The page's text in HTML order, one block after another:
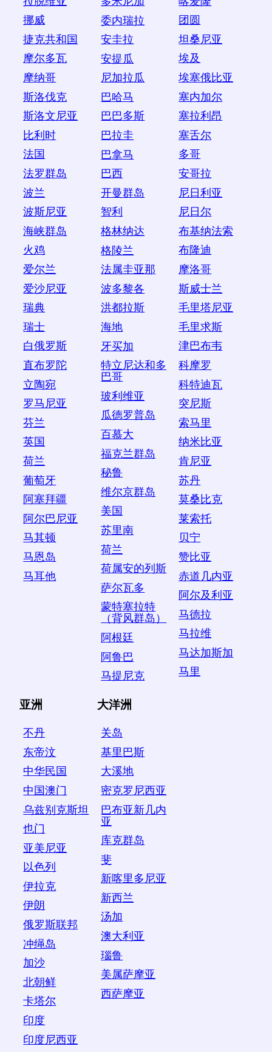
挪威
捷克共和国
摩尔多瓦
摩纳哥
斯洛伐克
斯洛文尼亚
比利时
法国
法罗群岛
波兰
波斯尼亚
海峡群岛
火鸡
爱尔兰
爱沙尼亚
瑞典
瑞士
白俄罗斯
直布罗陀
立陶宛
罗马尼亚
芬兰
英国
荷兰
葡萄牙
阿塞拜疆
阿尔巴尼亚
马其顿
马恩岛
马耳他
委内瑞拉
安圭拉
安提瓜
尼加拉瓜
巴哈马
巴巴多斯
巴拉圭
巴拿马
巴西
开曼群岛
智利
格林纳达
格陵兰
法属圭亚那
波多黎各
洪都拉斯
海地
牙买加
特立尼达和多
巴哥
玻利维亚
瓜德罗普岛
百慕大
福克兰群岛
秘鲁
维尔京群岛
美国
苏里南
荷兰
荷属安的列斯
萨尔瓦多
蒙特塞拉特
（背风群岛）
阿根廷
阿鲁巴
马提尼克
团圆
坦桑尼亚
埃及
埃塞俄比亚
塞内加尔
塞拉利昂
塞舌尔
多哥
安哥拉
尼日利亚
尼日尔
布基纳法索
布隆迪
摩洛哥
斯威士兰
毛里塔尼亚
毛里求斯
津巴布韦
科摩罗
科特迪瓦
突尼斯
索马里
纳米比亚
肯尼亚
苏丹
莫桑比克
莱索托
贝宁
赞比亚
赤道几内亚
阿尔及利亚
马德拉
马拉维
马达加斯加
马里
亚洲
不丹
东帝汶
中华民国
中国澳门
乌兹别克斯坦
也门
亚美尼亚
以色列
伊拉克
伊朗
俄罗斯联邦
冲绳岛
加沙
北朝鲜
卡塔尔
印度
印度尼西亚
大洋洲
关岛
基里巴斯
大溪地
密克罗尼西亚
巴布亚新几内
亚
库克群岛
斐
新喀里多尼亚
新西兰
汤加
澳大利亚
瑙鲁
美属萨摩亚
西萨摩亚